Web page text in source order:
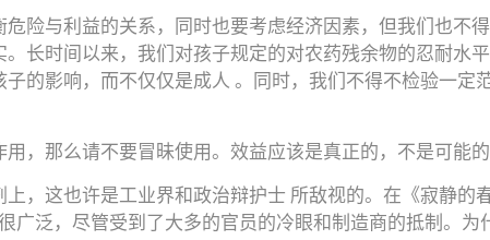
险与利益的关系，同时也要考虑经济因素，但我们也不
长时间以来，我们对孩子规定的对农药残余物的忍耐水
的影响，而不仅仅是成人 。同时，我们不得不检验一定
，那么请不要冒昧使用。效益应该是真正的，不是可能的
，这也许是工业界和政治辩护士 所敌视的。在《寂静的
广泛，尽管受到了大多的官员的冷眼和制造商的抵制。为